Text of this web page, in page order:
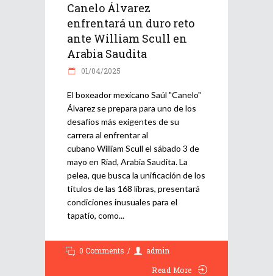
Canelo Álvarez
enfrentará un duro reto
ante William Scull en
Arabia Saudita
01/04/2025
El boxeador mexicano Saúl "Canelo"
Álvarez se prepara para uno de los
desafíos más exigentes de su
carrera al enfrentar al
cubano William Scull el sábado 3 de
mayo en Riad, Arabia Saudita. La
pelea, que busca la unificación de los
títulos de las 168 libras, presentará
condiciones inusuales para el
tapatío, como
0 Comments
admin
Read More